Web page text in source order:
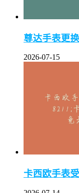
尊达手表更
2026-07-15
卡西欧手表